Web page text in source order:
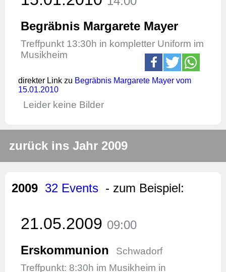
Begräbnis Margarete Mayer
Treffpunkt 13:30h in kompletter Uniform im
Musikheim
direkter Link zu Begräbnis Margarete Mayer vom
15.01.2010
Leider keine Bilder
zurück ins Jahr 2009
2009 32 Events - zum Beispiel:
21.05.2009 09:00
Erskommunion
Schwadorf
Treffpunkt: 8:30h im Musikheim in